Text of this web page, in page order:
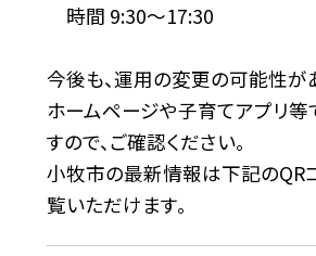
時間 9:30〜17:30
今後も、運用の変更の可能性が
ホームページや子育てアプリ等
すので、ご確認ください。
小牧市の最新情報は下記のQR
覧いただけます。